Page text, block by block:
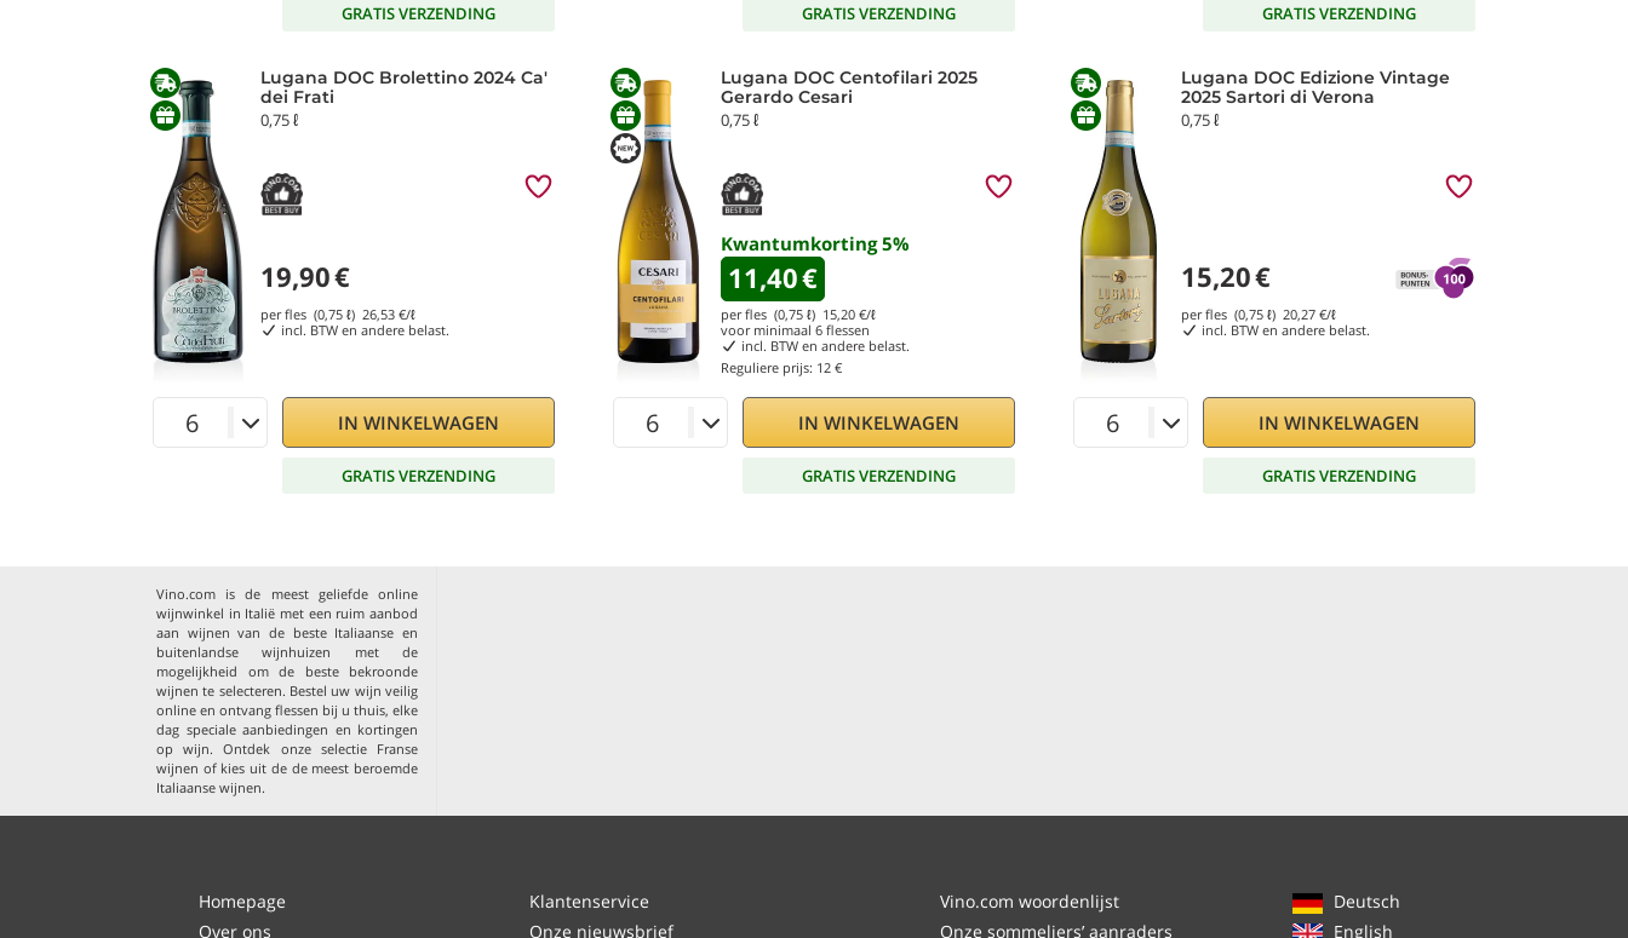
GRATIS VERZENDING GRATIS VERZENDING GRATIS VERZENDING
Lugana DOC Brolettino 2024 Ca'
dei Frati
0,75 ℓ
19,90€
per fles (0,75 ℓ) 26,53 €/ℓ
incl. BTW en andere belast.
IN WINKELWAGEN
GRATIS VERZENDING
Lugana DOC Centofilari 2025
Gerardo Cesari
0,75 ℓ
Kwantumkorting5%
11,40€
per fles (0,75 ℓ) 15,20 €/ℓ
voor minimaal 6 flessen
incl. BTW en andere belast.
Reguliere prijs: 12 €
IN WINKELWAGEN
GRATIS VERZENDING
Lugana DOC Edizione Vintage
2025 Sartori di Verona
0,75 ℓ
15,20€
per fles (0,75 ℓ) 20,27 €/ℓ
incl. BTW en andere belast.
IN WINKELWAGEN
GRATIS VERZENDING
Vino.com is de meest geliefde online
wijnwinkel in Italië met een ruim aanbod
aan wijnen van de beste Italiaanse en
buitenlandse wijnhuizen met de
mogelijkheid om de beste bekroonde
wijnen te selecteren. Bestel uw wijn veilig
online en ontvang flessen bij u thuis, elke
dag speciale aanbiedingen en kortingen
op wijn. Ontdek onze selectie Franse
wijnen of kies uit de de meest beroemde
Italiaanse wijnen.
Homepage
Over ons
Klantenservice
Onze nieuwsbrief
Vino.com woordenlijst
Onze sommeliers’ aanraders
Deutsch
English